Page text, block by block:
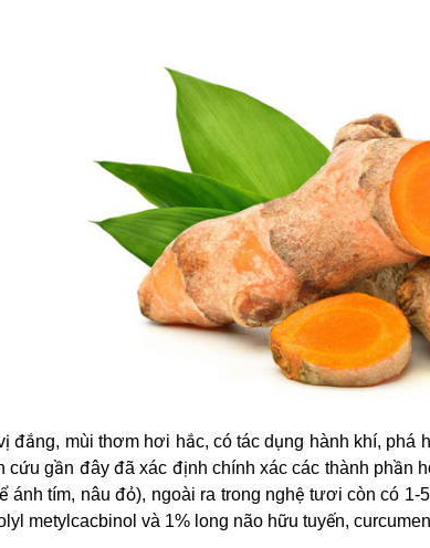
đắng, mùi thơm hơi hắc, có tác dụng hành khí, phá
cứu gần đây đã xác định chính xác các thành phần
ánh tím, nâu đỏ), ngoài ra trong nghệ tươi còn có
metylcacbinol và 1% long não hữu tuyến,